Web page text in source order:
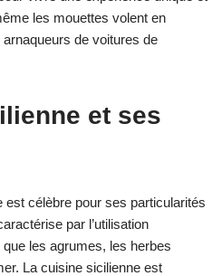
les mouettes volent en
de voitures de
et ses
est célèbre pour ses particularités
par l’utilisation
les agrumes, les herbes
La cuisine sicilienne est